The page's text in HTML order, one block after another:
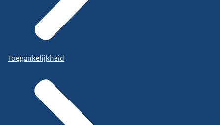
Toegankelijkheid